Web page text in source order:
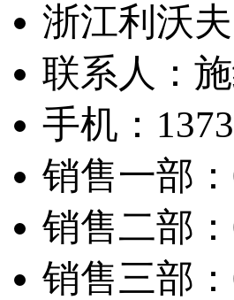
浙江利沃
联系人：
手机：
销售一部
销售二部
销售三部